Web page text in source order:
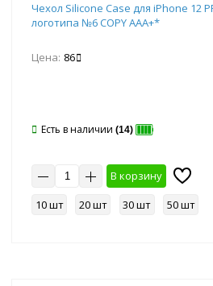
Чехол Silicone Case для iPhone 12
логотипа №6 COPY AAA+*
Цена: 86
Есть в наличии (14)
В корзину
10 шт
20 шт 30 шт 50 шт